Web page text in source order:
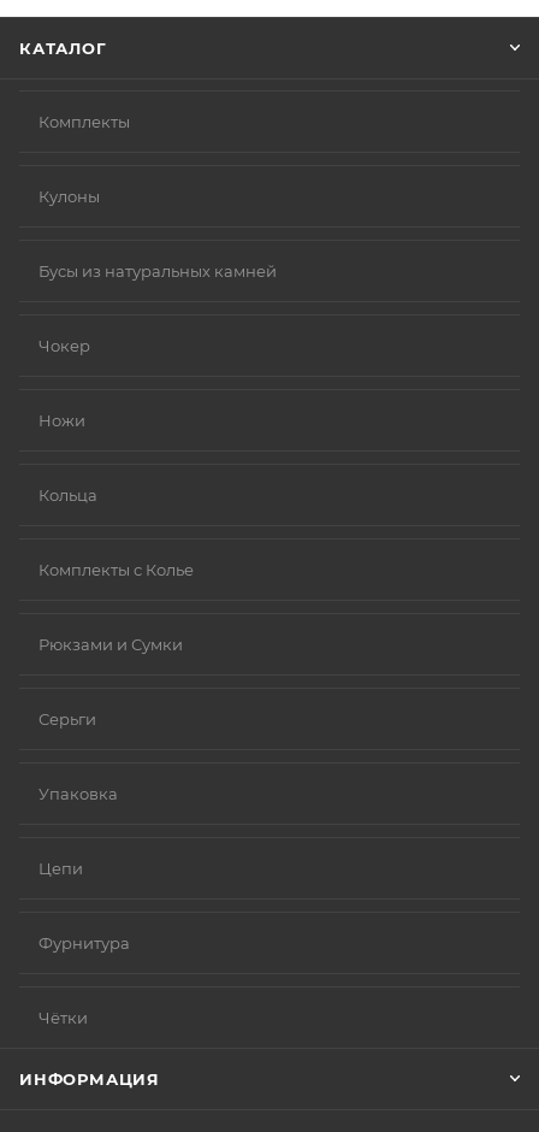
КАТАЛОГ
Комплекты
Кулоны
Бусы из натуральных камней
Чокер
Ножи
Кольца
Комплекты с Колье
Рюкзами и Сумки
Серьги
Упаковка
Цепи
Фурнитура
Чётки
ИНФОРМАЦИЯ